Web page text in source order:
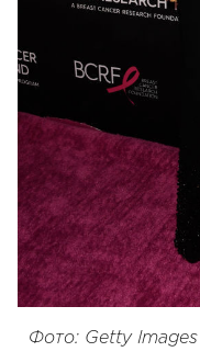
Фото: Getty Images